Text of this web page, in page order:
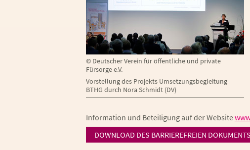
© Deutscher Verein für öffentliche und private
Fürsorge e.V.
Vorstellung des Projekts Umsetzungsbegleitung
BTHG durch Nora Schmidt (DV)
Information und Beteiligung auf der Website
DOWNLOAD DES BARRIEREFREIEN